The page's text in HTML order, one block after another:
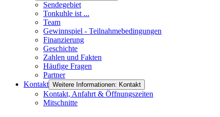
Sendegebiet
Tonkuhle ist ...
Team
Gewinnspiel - Teilnahmebedingungen
Finanzierung
Geschichte
Zahlen und Fakten
Häufige Fragen
Partner
Kontakt Weitere Informationen: Kontakt
Kontakt, Anfahrt & Öffnungszeiten
Mitschnitte